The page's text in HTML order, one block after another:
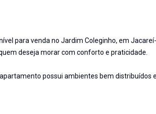
para venda no Jardim Coleginho, em
deseja morar com conforto e praticidade.
possui ambientes bem distribuídos